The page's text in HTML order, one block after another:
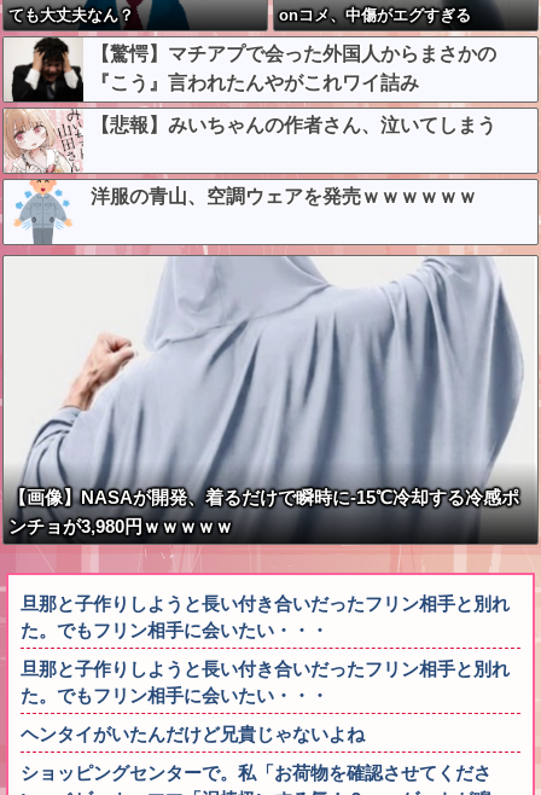
ても大丈夫なん？
onコメ、中傷がエグすぎる
【驚愕】マチアプで会った外国人からまさかの
『こう』言われたんやがこれワイ詰み
か？？？？？？？
【悲報】みいちゃんの作者さん、泣いてしまう
洋服の青山、空調ウェアを発売ｗｗｗｗｗｗ
【画像】NASAが開発、着るだけで瞬時に-15℃冷却する冷感ポ
ンチョが3,980円ｗｗｗｗｗ
旦那と子作りしようと長い付き合いだったフリン相手と別れ
た。でもフリン相手に会いたい・・・
旦那と子作りしようと長い付き合いだったフリン相手と別れ
た。でもフリン相手に会いたい・・・
ヘンタイがいたんだけど兄貴じゃないよね
ショッピングセンターで。私「お荷物を確認させてくださ